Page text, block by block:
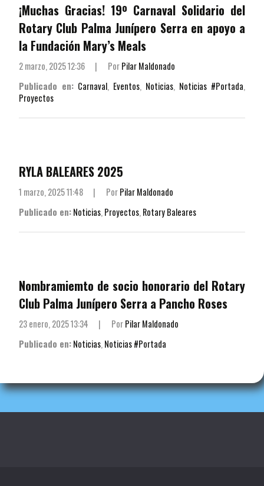
¡Muchas Gracias! 19º Carnaval Solidario del
Rotary Club Palma Junípero Serra en apoyo a
la Fundación Mary’s Meals
2 marzo, 2025 12:36 | PorPilar Maldonado
Publicado en: Carnaval, Eventos, Noticias, Noticias #Portada,
Proyectos
RYLA BALEARES 2025
1 marzo, 2025 11:48 | PorPilar Maldonado
Publicado en:Noticias, Proyectos, Rotary Baleares
Nombramiemto de socio honorario del Rotary
Club Palma Junípero Serra a Pancho Roses
23 enero, 2025 13:34 | PorPilar Maldonado
Publicado en:Noticias,Noticias #Portada